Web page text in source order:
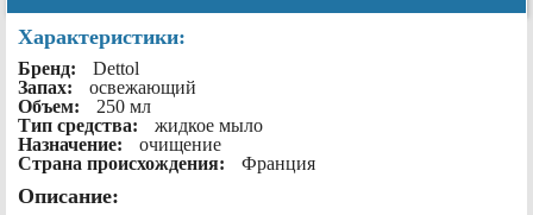
Характеристики:
Бренд:
Dettol
Запах:
освежающий
Объем:
250 мл
Тип средства:
жидкое мыло
Назначение:
очищение
Страна происхождения:
Франция
Описание: